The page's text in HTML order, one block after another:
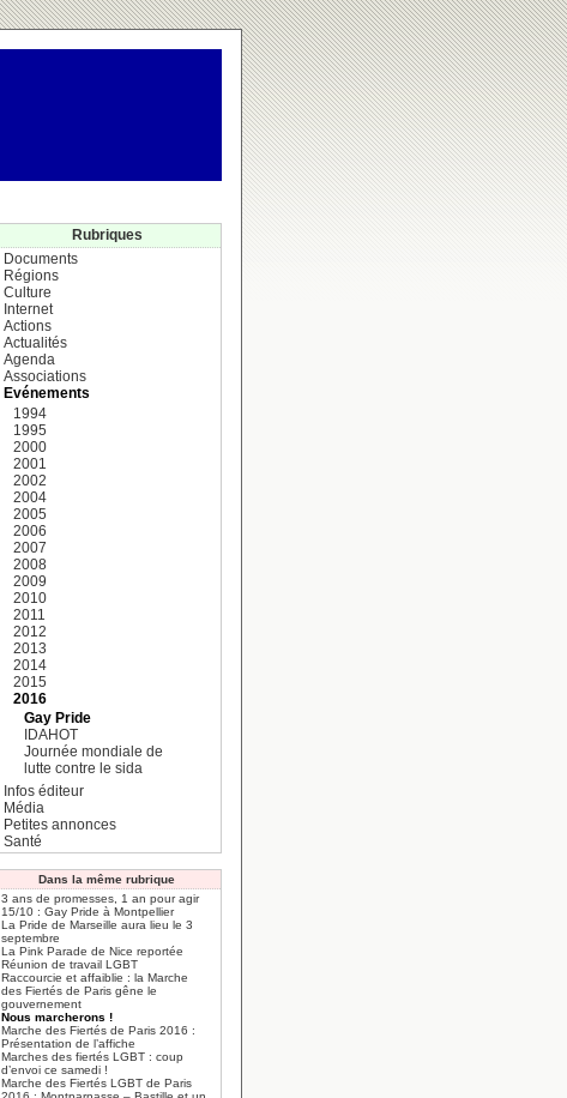
Rubriques
Documents
Régions
Culture
Internet
Actions
Actualités
Agenda
Associations
Evénements
1994
1995
2000
2001
2002
2004
2005
2006
2007
2008
2009
2010
2011
2012
2013
2014
2015
2016
Gay Pride
IDAHOT
Journée mondiale de
lutte contre le sida
Infos éditeur
Média
Petites annonces
Santé
Dans la même rubrique
3 ans de promesses, 1 an pour agir
15/10 : Gay Pride à Montpellier
La Pride de Marseille aura lieu le 3
septembre
La Pink Parade de Nice reportée
Réunion de travail LGBT
Raccourcie et affaiblie : la Marche
des Fiertés de Paris gêne le
gouvernement
Nous marcherons !
Marche des Fiertés de Paris 2016 :
Présentation de l’affiche
Marches des fiertés LGBT : coup
d’envoi ce samedi !
Marche des Fiertés LGBT de Paris